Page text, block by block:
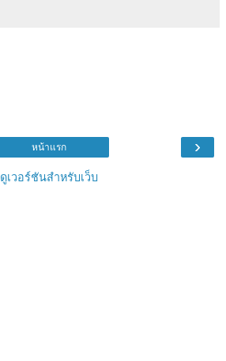
›
หน้าแรก
ดูเวอร์ชันสำหรับเว็บ